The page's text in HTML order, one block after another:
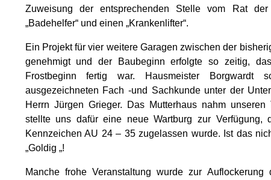
Zuweisung der entsprechenden Stelle vom Rat
„Badehelfer“ und einen „Krankenlifter“.
Ein Projekt für vier weitere Garagen zwischen der
genehmigt und der Baubeginn erfolgte so zeitig,
Frostbeginn fertig war. Hausmeister Borgwardt
ausgezeichneten Fach -und Sachkunde unter der
Herrn Jürgen Grieger. Das Mutterhaus nahm
stellte uns dafür eine neue Wartburg zur Verfügung,
Kennzeichen AU 24 – 35 zugelassen wurde. Ist das
„Goldig „!
Manche frohe Veranstaltung wurde zur